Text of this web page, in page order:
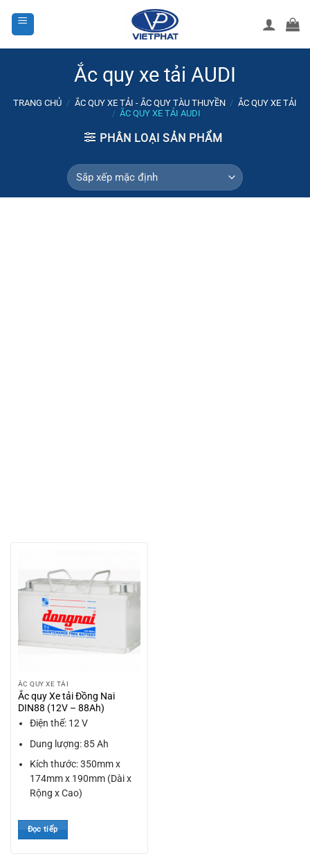
Ắc quy xe tải AUDI
TRANG CHỦ / ẮC QUY XE TẢI - ẮC QUY TÀU THUYỀN / ẮC QUY XE TẢI
/ ẮC QUY XE TẢI AUDI
PHÂN LOẠI SẢN PHẨM
ẮC QUY XE TẢI
Ắc quy Xe tải Đồng Nai
DIN88 (12V – 88Ah)
Điện thế: 12 V
Dung lượng: 85 Ah
Kích thước: 350mm x
174mm x 190mm (Dài x
Rộng x Cao)
Đọc tiếp